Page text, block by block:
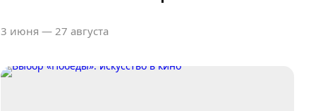
3 июня — 27 августа